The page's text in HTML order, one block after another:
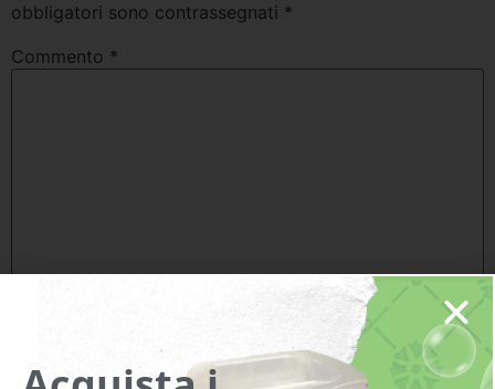
obbligatori sono contrassegnati *
Commento *